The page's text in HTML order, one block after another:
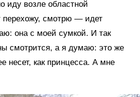
иду возле областной
перехожу, смотрю — идет
она с моей сумкой. И так
смотрится, а я думаю: это же
несет, как принцесса. А мне